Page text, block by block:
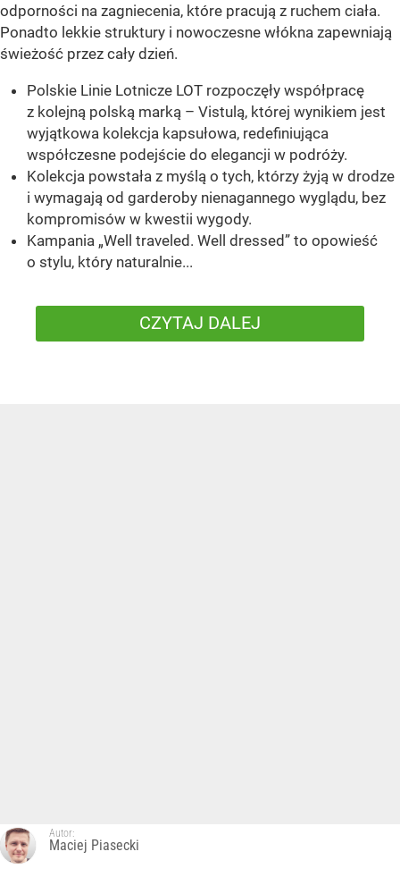
odporności na zagniecenia, które pracują z ruchem ciała.
Ponadto lekkie struktury i nowoczesne włókna zapewniają
świeżość przez cały dzień.
Polskie Linie Lotnicze LOT rozpoczęły współpracę
z kolejną polską marką – Vistulą, której wynikiem jest
wyjątkowa kolekcja kapsułowa, redefiniująca
współczesne podejście do elegancji w podróży.
Kolekcja powstała z myślą o tych, którzy żyją w drodze
i wymagają od garderoby nienagannego wyglądu, bez
kompromisów w kwestii wygody.
Kampania „Well traveled. Well dressed” to opowieść
o stylu, który naturalnie...
CZYTAJ DALEJ
Autor:
Maciej Piasecki